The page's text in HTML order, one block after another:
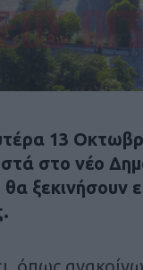
13
στο νέο
ξεκινήσουν